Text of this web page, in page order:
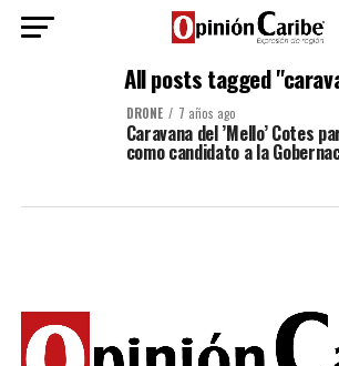
All posts tagged
DRONE 7 años ago
Caravana del ’Mello’ Cotes
como candidato a la